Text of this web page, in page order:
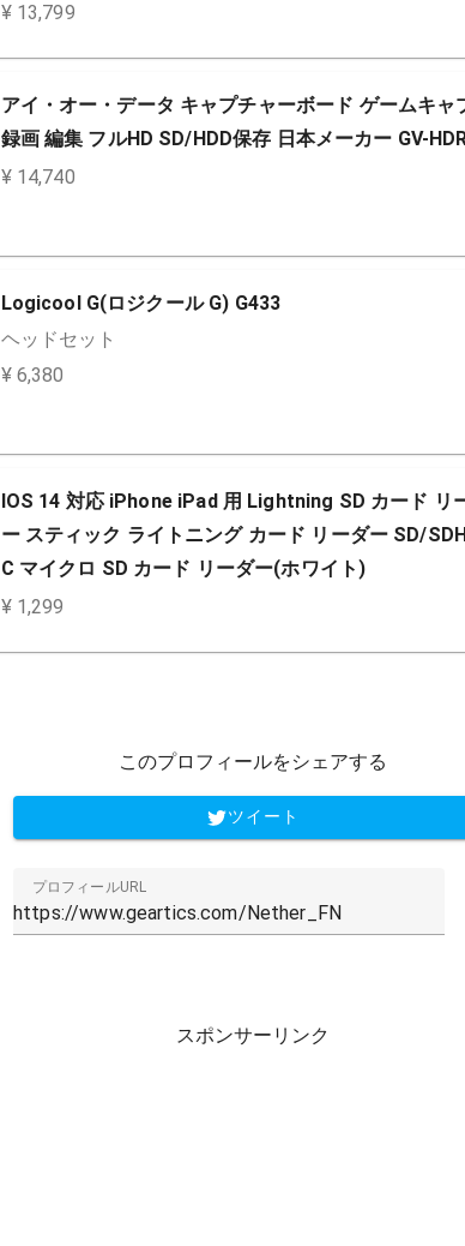
¥ 13,799
アイ・オー・データ キャプチャーボード ゲームキ
録画 編集 フルHD SD/HDD保存 日本メーカー GV-
¥ 14,740
Logicool G(ロジクール G) G433
ヘッドセット
¥ 6,380
IOS 14 対応 iPhone iPad 用 Lightning SD カード リ
ー スティック ライトニング カード リーダー SD/
C マイクロ SD カード リーダー(ホワイト)
¥ 1,299
このプロフィールをシェアする
ツイート
プロフィールURL
スポンサーリンク